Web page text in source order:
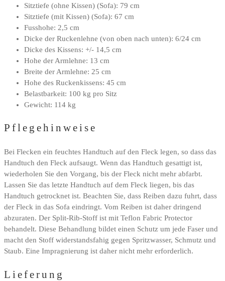
Sitztiefe (ohne Kissen) (Sofa): 79 cm
Sitztiefe (mit Kissen) (Sofa): 67 cm
Fusshohe: 2,5 cm
Dicke der Ruckenlehne (von oben nach unten): 6/24 cm
Dicke des Kissens: +/- 14,5 cm
Hohe der Armlehne: 13 cm
Breite der Armlehne: 25 cm
Hohe des Ruckenkissens: 45 cm
Belastbarkeit: 100 kg pro Sitz
Gewicht: 114 kg
Pflegehinweise
Bei Flecken ein feuchtes Handtuch auf den Fleck legen, so dass das
Handtuch den Fleck aufsaugt. Wenn das Handtuch gesattigt ist,
wiederholen Sie den Vorgang, bis der Fleck nicht mehr abfarbt.
Lassen Sie das letzte Handtuch auf dem Fleck liegen, bis das
Handtuch getrocknet ist. Beachten Sie, dass Reiben dazu fuhrt, dass
der Fleck in das Sofa eindringt. Vom Reiben ist daher dringend
abzuraten. Der Split-Rib-Stoff ist mit Teflon Fabric Protector
behandelt. Diese Behandlung bildet einen Schutz um jede Faser und
macht den Stoff widerstandsfahig gegen Spritzwasser, Schmutz und
Staub. Eine Impragnierung ist daher nicht mehr erforderlich.
Lieferung